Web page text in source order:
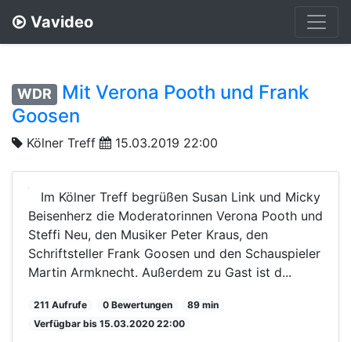
Vavideo
WDR
Mit Verona Pooth und Frank
Goosen
Kölner Treff 15.03.2019 22:00
Im Kölner Treff begrüßen Susan Link und Micky
Beisenherz die Moderatorinnen Verona Pooth und
Steffi Neu, den Musiker Peter Kraus, den
Schriftsteller Frank Goosen und den Schauspieler
Martin Armknecht. Außerdem zu Gast ist d...
211 Aufrufe 0 Bewertungen
89 min
Verfügbar bis 15.03.2020 22:00